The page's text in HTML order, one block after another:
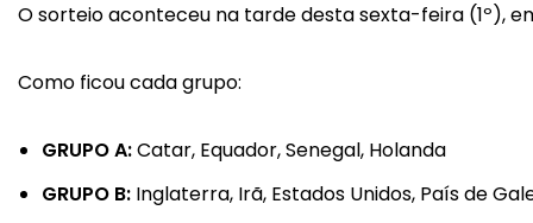
O sorteio aconteceu na tarde desta sexta-feira (1º),
Como ficou cada grupo:
GRUPO A:Catar, Equador, Senegal, Holanda
GRUPO B: Inglaterra, Irã, Estados Unidos, País de